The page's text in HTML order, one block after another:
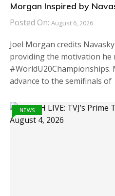
Morgan Inspired by
Posted On: August 6, 2026
Joel Morgan credits
providing the motivation he
#WorldU20Championships.
advance to the semifinals of
NEWS